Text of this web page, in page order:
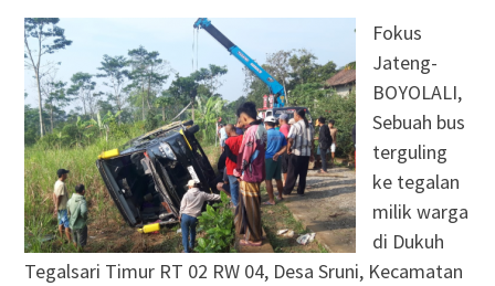
Fokus
Jateng-
BOYOLALI,
Sebuah bus
terguling
ke tegalan
milik warga
di Dukuh
Tegalsari Timur RT 02 RW 04, Desa Sruni, Kecamatan